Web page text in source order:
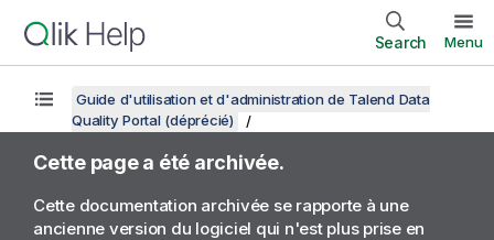
Search Menu
Guide d'utilisation et d'administration de Talend Data
Quality Portal (déprécié)
Cette page a été archivée.
Cette documentation archivée se rapporte à une
ancienne version du logiciel qui n'est plus prise en